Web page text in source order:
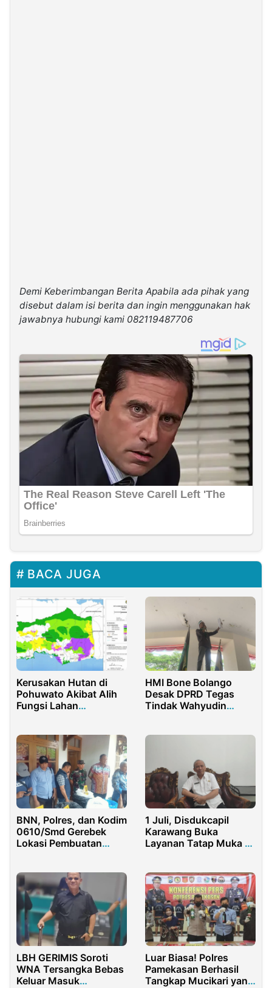
Demi Keberimbangan Berita Apabila ada pihak yang
disebut dalam isi berita dan ingin menggunakan hak
jawabnya hubungi kami 082119487706
BACA JUGA
Kerusakan Hutan di
Pohuwato Akibat Alih
Fungsi Lahan
HMI Bone Bolango
Desak DPRD Tegas
Tindak Wahyudin
BNN, Polres, dan Kodim
0610/Smd Gerebek
Lokasi Pembuatan
Diamankan
1 Juli, Disdukcapil
Karawang Buka
Layanan Tatap Muka di
LBH GERIMIS Soroti
WNA Tersangka Bebas
Keluar Masuk
Luar Biasa! Polres
Pamekasan Berhasil
Tangkap Mucikari yang